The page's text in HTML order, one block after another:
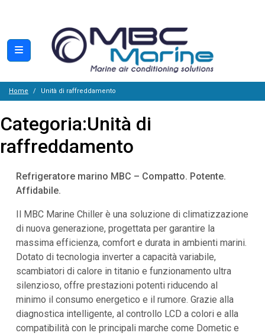
Home Unità di raffreddamento
Categoria:Unità di
raffreddamento
Refrigeratore marino MBC – Compatto. Potente.
Affidabile.
Il MBC Marine Chiller è una soluzione di climatizzazione
di nuova generazione, progettata per garantire la
massima efficienza, comfort e durata in ambienti marini.
Dotato di tecnologia inverter a capacità variabile,
scambiatori di calore in titanio e funzionamento ultra
silenzioso, offre prestazioni potenti riducendo al
minimo il consumo energetico e il rumore. Grazie alla
diagnostica intelligente, al controllo LCD a colori e alla
compatibilità con le principali marche come Dometic e